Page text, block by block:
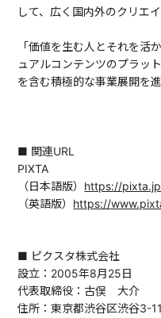
して、広く国内外のクリエ
「価値を生む人とそれを活
ュアルコンテンツのプラッ
を含む積極的な事業展開を
■ 関連URL
PIXTA
（日本語版） https://
（英語版） https://
■ ピクスタ株式会社
設立：2005年8月25日
代表取締役：古俣 大介
住所：東京都渋谷区渋谷3-